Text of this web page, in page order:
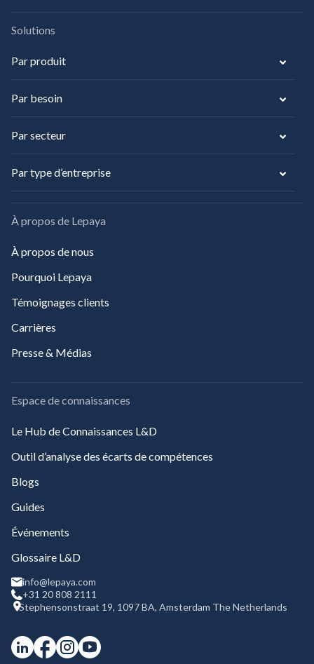
Solutions
Par produit
Par besoin
Par secteur
Par type d’entreprise
À propos de Lepaya
À propos de nous
Pourquoi Lepaya
Témoignages clients
Carrières
Presse & Médias
Espace de connaissances
Le Hub de Connaissances L&D
Outil d’analyse des écarts de compétences
Blogs
Guides
Événements
Glossaire L&D
info@lepaya.com
+31 20 808 2111
Stephensonstraat 19, 1097 BA, Amsterdam The Netherlands